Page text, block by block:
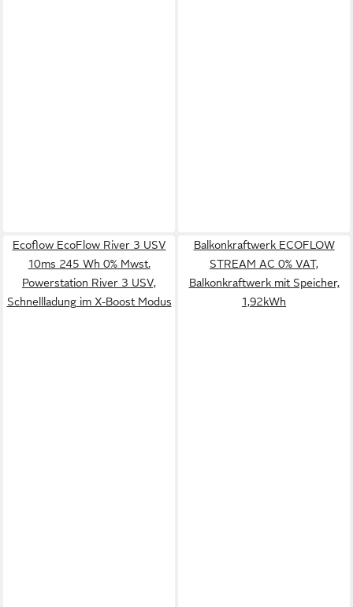
Ecoflow EcoFlow River 3 USV
10ms 245 Wh 0% Mwst.
Powerstation River 3 USV,
Schnellladung im X-Boost Modus
Balkonkraftwerk ECOFLOW
STREAM AC 0% VAT,
Balkonkraftwerk mit Speicher,
1,92kWh